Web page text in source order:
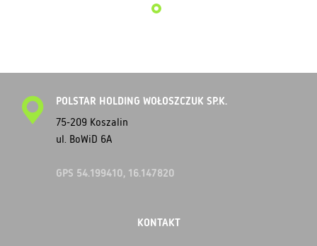
POLSTAR HOLDING WOŁOSZCZUK SP.K.
75-209 Koszalin
ul. BoWiD 6A
GPS 54.199410, 16.147820
KONTAKT